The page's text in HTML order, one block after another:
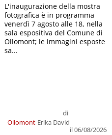
Ollomont
di
Erika David
il 06/08/2026
L'inaugurazione della mostra
fotografica è in programma
venerdì 7 agosto alle 18, nella
sala espositiva del Comune di
Ollomont; le immagini esposte
sa...